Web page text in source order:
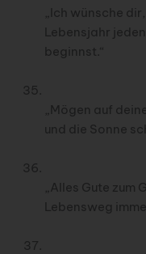
„Ich wünsche
Lebensjahr
beginnst.“
„Mögen auf
und die Sonne
„Alles Gute zum
Lebensweg